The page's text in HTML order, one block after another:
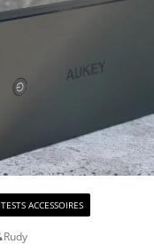
TESTS ACCESSOIRES
Rudy